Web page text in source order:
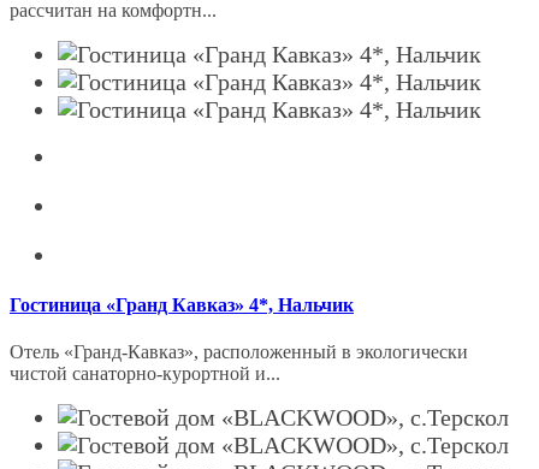
рассчитан на комфортн...
Гостиница «Гранд Кавказ» 4*, Нальчик
Отель «Гранд-Кавказ», расположенный в экологически
чистой санаторно-курортной и...